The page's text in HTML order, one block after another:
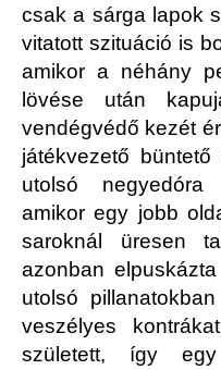
csak a sárga lapok
vitatott szituáció is
amikor a néhány
lövése után
vendégvédő kezét
játékvezető
utolsó negyedóra
amikor egy jobb
saroknál üresen
azonban
utolsó
veszélyes
született, így